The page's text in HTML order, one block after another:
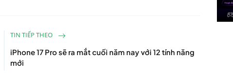
TIN TIẾP THEO
iPhone 17 Pro sẽ ra mắt cuối năm nay với 12 tính năng
mới